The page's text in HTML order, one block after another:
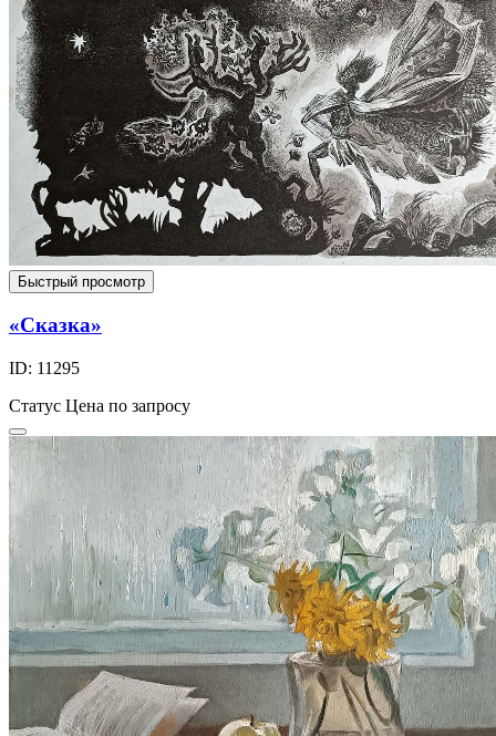
Быстрый просмотр
«Сказка»
ID: 11295
Статус Цена по запросу